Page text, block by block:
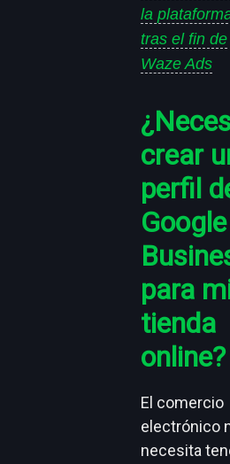
la
tras el fin de
Waze Ads
crear
perfil
Google
para
tienda
online?
El comercio
electrónico
necesita